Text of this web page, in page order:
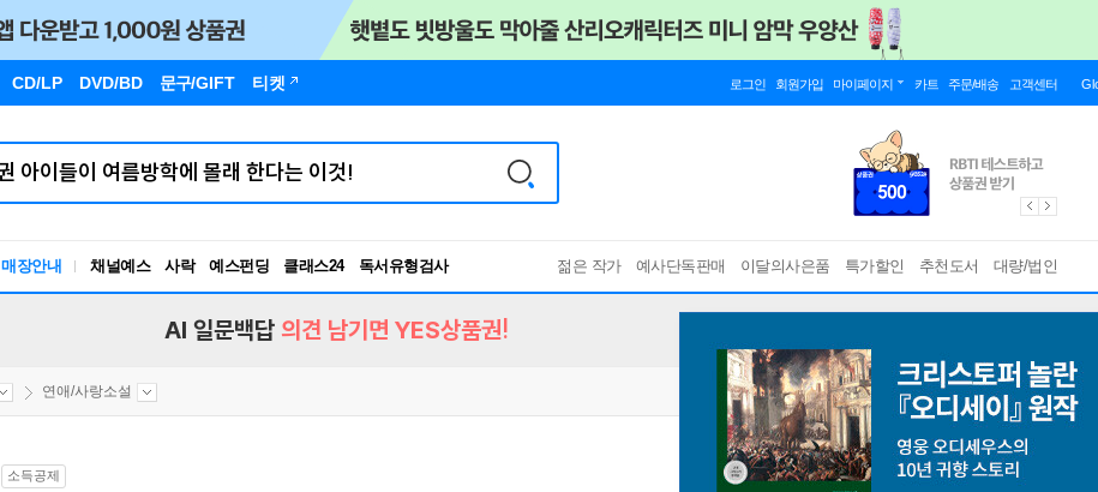
CD/LP DVD/BD 문구/GIFT 티켓 로그인 회원가입 마이페이지 카트 주문/배송 고객센터
매장안내 채널예스 사락 예스펀딩 클래스24
독서유형검사
RBTI Lab
젊은 작가 예사단독판매 이달의사은품 특가할인 추천도서 대량/법인
AI 일문백답 의견 남기면 YES상품권!
연애/사랑소설
소득공제